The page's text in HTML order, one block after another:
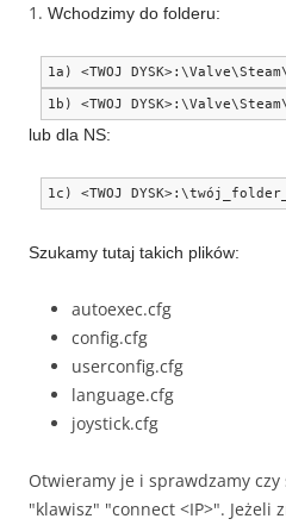
1. Wchodzimy do folderu:
1a) <TWOJ DYSK>:\Valve\Steam
1b) <TWOJ DYSK>:\Valve\Steam
lub dla NS:
1c) <TWOJ DYSK>:\twó
Szukamy tutaj takich plików:
autoexec.cfg
config.cfg
userconfig.cfg
language.cfg
joystick.cfg
Otwieramy je i sprawdzamy
"klawisz" "connect <IP>". Jeżeli